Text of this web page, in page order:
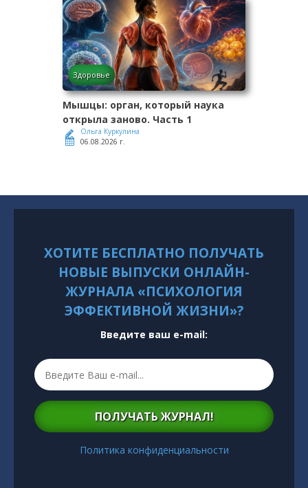
Здоровье
Мышцы: орган, который наука
открыла заново. Часть 1
Ольга Куркулина
06.08.2026 г.
ХОТИТЕ БЕСПЛАТНО ПОЛУЧАТЬ
НОВЫЕ ВЫПУСКИ ОНЛАЙН-
ЖУРНАЛА «ПСИХОЛОГИЯ
ЭФФЕКТИВНОЙ ЖИЗНИ»?
Введите ваш e-mail:
ПОЛУЧАТЬ ЖУРНАЛ!
Политика конфиденциальности